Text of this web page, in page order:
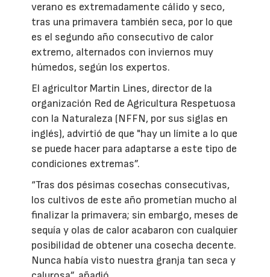
verano es extremadamente cálido y seco,
tras una primavera también seca, por lo que
es el segundo año consecutivo de calor
extremo, alternados con inviernos muy
húmedos, según los expertos.
El agricultor Martin Lines, director de la
organización Red de Agricultura Respetuosa
con la Naturaleza (NFFN, por sus siglas en
inglés), advirtió de que "hay un límite a lo que
se puede hacer para adaptarse a este tipo de
condiciones extremas”.
“Tras dos pésimas cosechas consecutivas,
los cultivos de este año prometían mucho al
finalizar la primavera; sin embargo, meses de
sequía y olas de calor acabaron con cualquier
posibilidad de obtener una cosecha decente.
Nunca había visto nuestra granja tan seca y